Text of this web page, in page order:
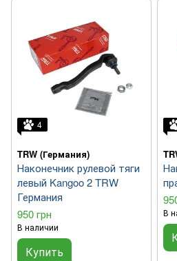
4
TRW (Германия)
Наконечник рулевой тяги
левый Kangoo 2 TRW
Германия
950 грн
В наличии
Купить
В